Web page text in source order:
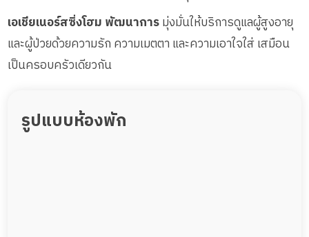
เอเชียเนอร์สซิ่งโฮม พัฒนาการมุ่งมั่นให้บริการดูแลผู้สูงอายุ
และผู้ป่วยด้วยความรัก ความเมตตา และความเอาใจใส่ เสมือน
เป็นครอบครัวเดียวกัน
รูปแบบห้องพัก